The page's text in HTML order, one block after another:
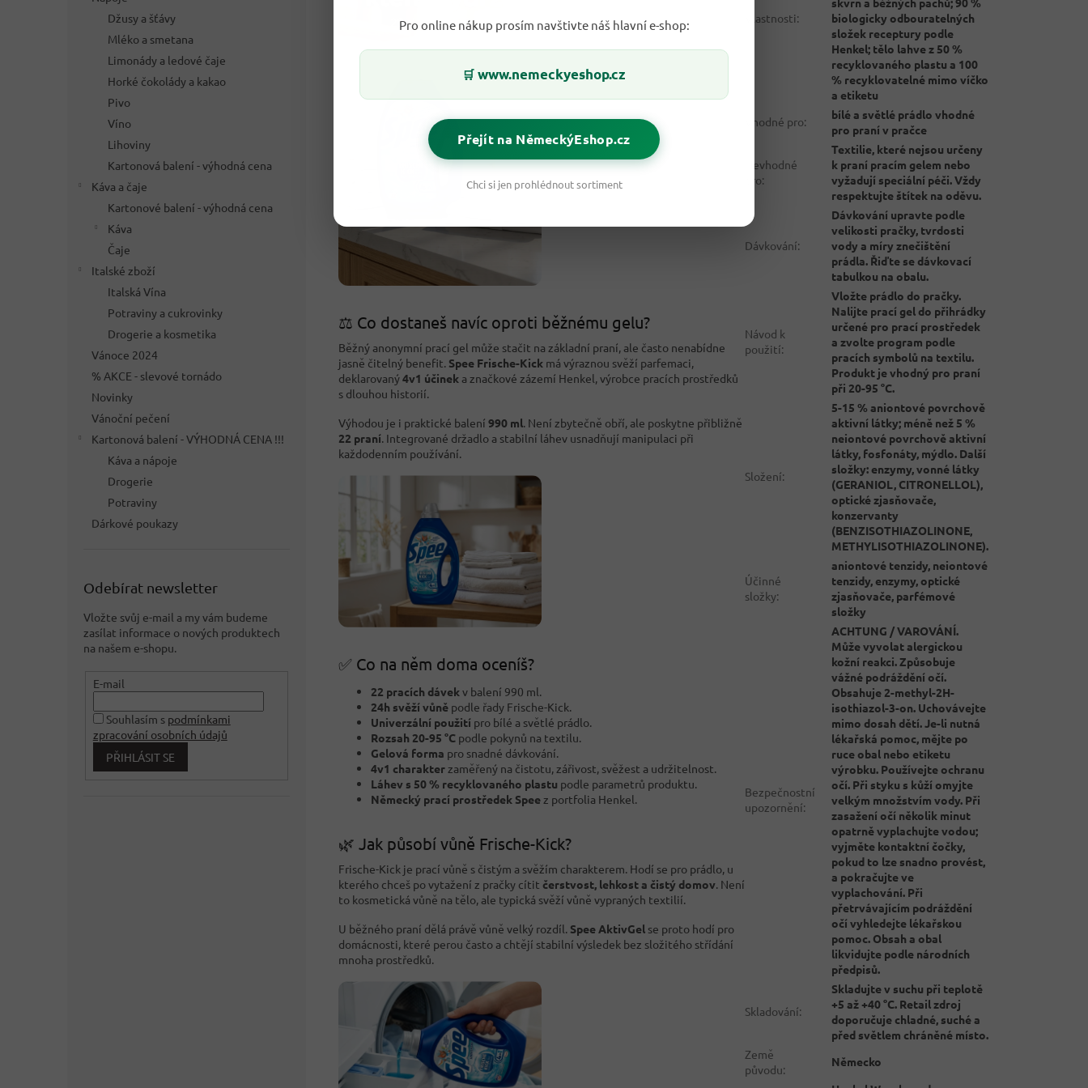
Pro online nákup prosím navštivte náš hlavní e-shop:
🛒 www.nemeckyeshop.cz
Přejít na NěmeckýEshop.cz
Chci si jen prohlédnout sortiment
Džusy a šťávy
Mléko a smetana
Limonády a ledové čaje
Horké čokolády a kakao
Pivo
Víno
Lihoviny
Kartonová balení - výhodná cena
Káva a čaje
Kartonové balení - výhodná cena
Káva
Čaje
Italské zboží
Italská Vína
Potraviny a cukrovinky
Drogerie a kosmetika
Vánoce 2024
% AKCE - slevové tornádo
Novinky
Vánoční pečení
Kartonová balení - VÝHODNÁ CENA !!!
Káva a nápoje
Drogerie
Potraviny
Dárkové poukazy
Odebírat newsletter
Vložte svůj e-mail a my vám budeme
zasílat informace o nových produktech
na našem e-shopu.
E-mail
Souhlasím s podmínkami
zpracování osobních údajů
PŘIHLÁSIT SE
⚖️ Co dostaneš navíc oproti běžnému gelu?
Běžný anonymní prací gel může stačit na základní praní, ale často nenabídne
jasně čitelný benefit. Spee Frische-Kick má výraznou svěží parfemaci,
deklarovaný4v1 účinek a značkové zázemí Henkel, výrobce pracích prostředků
s dlouhou historií.
Výhodou je i praktické balení 990 ml. Není zbytečně obří, ale poskytne přibližně
22 praní. Integrované držadlo a stabilní láhev usnadňují manipulaci při
každodenním používání.
✅ Co na něm doma oceníš?
22 pracích dávekv balení 990 ml.
24h svěží vůně podle řady Frische-Kick.
Univerzální použití pro bílé a světlé prádlo.
Rozsah 20-95 °C podle pokynů na textilu.
Gelová forma pro snadné dávkování.
4v1 charakter zaměřený na čistotu, zářivost, svěžest a udržitelnost.
Láhev s 50 % recyklovaného plastu podle parametrů produktu.
Německý prací prostředek Spee z portfolia Henkel.
🌿 Jak působí vůně Frische-Kick?
Frische-Kick je prací vůně s čistým a svěžím charakterem. Hodí se pro prádlo, u
kterého chceš po vytažení z pračky cítit čerstvost, lehkost a čistý domov. Není
to kosmetická vůně na tělo, ale typická svěží vůně vypraných textilií.
U běžného praní dělá právě vůně velký rozdíl. Spee AktivGel se proto hodí pro
domácnosti, které perou často a chtějí stabilní výsledek bez složitého střídání
mnoha prostředků.
Vlastnosti:
biologicky odbouratelných
složek receptury podle
Henkel; tělo lahve z 50 %
recyklovaného plastu a 100
% recyklovatelné mimo víčko
a etiketu
Vhodné pro:
bílé a světlé prádlo vhodné
pro praní v pračce
Nevhodné
pro:
Textilie, které nejsou určeny
k praní pracím gelem nebo
vyžadují speciální péči. Vždy
respektujte štítek na oděvu.
Dávkování:
Dávkování upravte podle
velikosti pračky, tvrdosti
vody a míry znečištění
prádla. Řiďte se dávkovací
tabulkou na obalu.
Návod k
použití:
Vložte prádlo do pračky.
Nalijte prací gel do přihrádky
určené pro prací prostředek
a zvolte program podle
pracích symbolů na textilu.
Produkt je vhodný pro praní
při 20-95 °C.
Složení:
5-15 % aniontové povrchově
aktivní látky; méně než 5 %
neiontové povrchově aktivní
látky, fosfonáty, mýdlo. Další
složky: enzymy, vonné látky
(GERANIOL, CITRONELLOL),
optické zjasňovače,
konzervanty
(BENZISOTHIAZOLINONE,
METHYLISOTHIAZOLINONE).
Účinné
složky:
aniontové tenzidy, neiontové
tenzidy, enzymy, optické
zjasňovače, parfémové
složky
Bezpečnostní
upozornění:
ACHTUNG / VAROVÁNÍ.
Může vyvolat alergickou
kožní reakci. Způsobuje
vážné podráždění očí.
Obsahuje 2-methyl-2H-
isothiazol-3-on. Uchovávejte
mimo dosah dětí. Je-li nutná
lékařská pomoc, mějte po
ruce obal nebo etiketu
výrobku. Používejte ochranu
očí. Při styku s kůží omyjte
velkým množstvím vody. Při
zasažení očí několik minut
opatrně vyplachujte vodou;
vyjměte kontaktní čočky,
pokud to lze snadno provést,
a pokračujte ve
vyplachování. Při
přetrvávajícím podráždění
očí vyhledejte lékařskou
pomoc. Obsah a obal
likvidujte podle národních
předpisů.
Skladování:
Skladujte v suchu při teplotě
+5 až +40 °C. Retail zdroj
doporučuje chladné, suché a
před světlem chráněné místo.
Země
původu:
Německo